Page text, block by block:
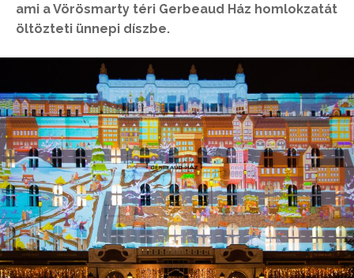
ami a Vörösmarty téri Gerbeaud Ház homlokzatát
öltözteti ünnepi díszbe.